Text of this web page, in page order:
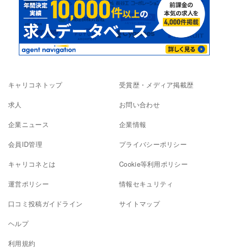
キャリコネトップ
求人
企業ニュース
会員ID管理
キャリコネとは
運営ポリシー
口コミ投稿ガイドライン
ヘルプ
利用規約
受賞歴・メディア掲載歴
お問い合わせ
企業情報
プライバシーポリシー
Cookie等利用ポリシー
情報セキュリティ
サイトマップ